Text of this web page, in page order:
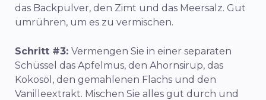
das Backpulver, den Zimt und das Meersalz. Gut
umrühren, um es zu vermischen.
Schritt #3: Vermengen Sie in einer separaten
Schüssel das Apfelmus, den Ahornsirup, das
Kokosöl, den gemahlenen Flachs und den
Vanilleextrakt. Mischen Sie alles gut durch und